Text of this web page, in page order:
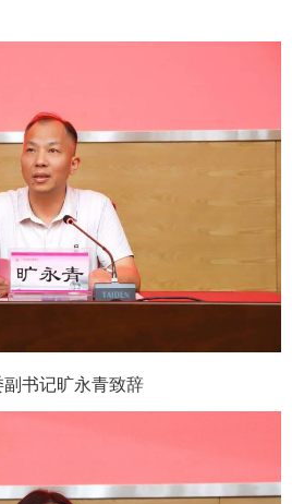
副书记旷永青致辞